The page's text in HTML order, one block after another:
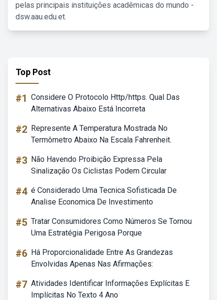
pelas principais instituições acadêmicas do mundo -
dsw.aau.edu.et.
Top Post
#1 Considere O Protocolo Http/https. Qual Das
Alternativas Abaixo Está Incorreta
#2 Represente A Temperatura Mostrada No
Termômetro Abaixo Na Escala Fahrenheit.
#3 Não Havendo Proibição Expressa Pela
Sinalização Os Ciclistas Podem Circular
#4 é Considerado Uma Tecnica Sofisticada De
Analise Economica De Investimento
#5 Tratar Consumidores Como Números Se Tornou
Uma Estratégia Perigosa Porque
#6 Há Proporcionalidade Entre As Grandezas
Envolvidas Apenas Nas Afirmações:
#7 Atividades Identificar Informações Explícitas E
Implícitas No Texto 4 Ano